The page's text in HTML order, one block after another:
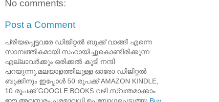
No comments:
Post a Comment
പ്രിയപ്പെട്ടവരേ ഡിജിറ്റൽ ബുക്ക് വാങ്ങി എന്നെ
സാമ്പത്തികമായി സഹായിച്ചുകൊണ്ടിരിക്കുന്ന
എല്ലാവർക്കും ഒരിക്കൽ കൂടി നന്ദി
പറയുന്നു.മലയാളത്തിലുള്ള ഓരോ ഡിജിറ്റൽ
ബുക്കിനും ഇപ്പോൾ 50 രൂപക്ക് AMAZON KINDLE,
10 രൂപക്ക് GOOGLE BOOKS വഴി സ്വന്തമാക്കാം.